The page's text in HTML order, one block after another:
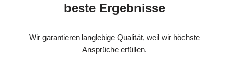
beste Ergebnisse
Wir garantieren langlebige Qualität, weil wir höchste
Ansprüche erfüllen.